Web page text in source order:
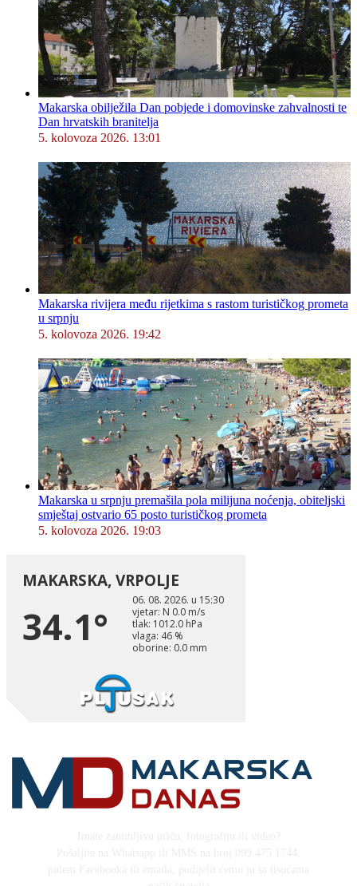
Makarska obilježila Dan pobjede i domovinske zahvalnosti te
Dan hrvatskih branitelja
5. kolovoza 2026. 13:01
Makarska rivijera među rijetkima s rastom turističkog prometa
u srpnju
5. kolovoza 2026. 19:42
Makarska u srpnju premašila pola milijuna noćenja, obiteljski
smještaj ostvario 65 posto turističkog prometa
5. kolovoza 2026. 19:03